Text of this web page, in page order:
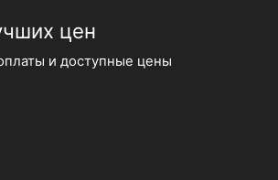
цен
и доступные цены